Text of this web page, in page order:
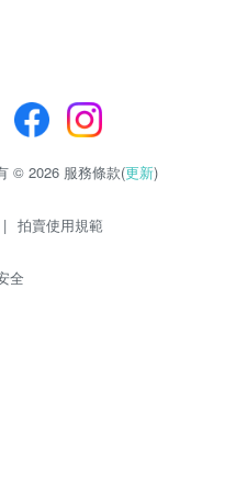
© 2026 服務條款(更新)
| 拍賣使用規範
全